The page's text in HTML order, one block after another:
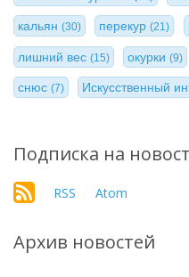
кальян (30) перекур(21)
лишний вес (15) окурки(9)
снюс (7) Искусственный
Подписка на
RSS Atom
Архив новостей